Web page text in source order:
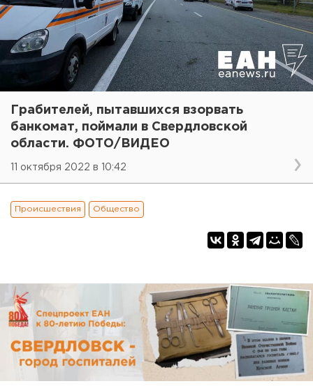
Грабителей, пытавшихся взорвать
банкомат, поймали в Свердловской
области. ФОТО/ВИДЕО
11 октября 2022 в 10:42
Происшествия Общество